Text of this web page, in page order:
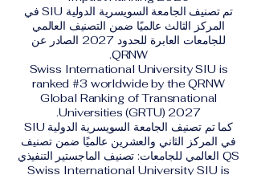
تم تصنيف الجامعة السويسرية الدولية SIU في
المركز الثالث عالميًا ضمن التصنيف العالمي
للجامعات العابرة للحدود 2027 الصادر عن
QRNW.
Swiss International University SIU is
ranked #3 worldwide by the QRNW
Global Ranking of Transnational
Universities (GRTU) 2027.
كما تم تصنيف الجامعة السويسرية الدولية SIU
في المركز الثاني والعشرين عالميًا ضمن تصنيف
QS العالمي للجامعات: تصنيف الماجستير التنفيذي
Swiss International University SIU is